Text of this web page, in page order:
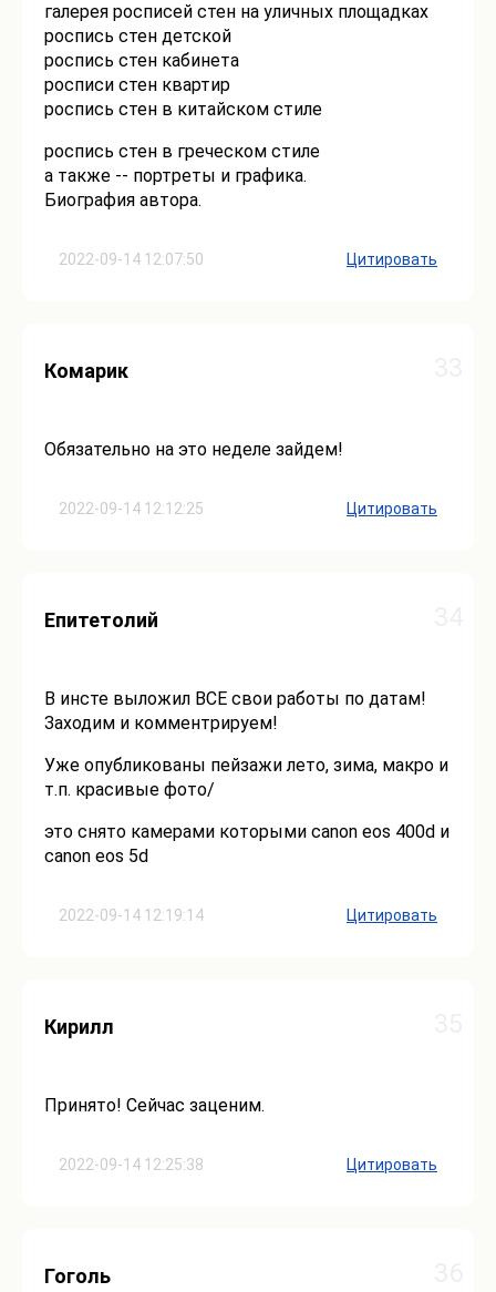
2022-09-14 12:07:50
галерея росписей стен на уличных площадках
роспись стен детской
роспись стен кабинета
росписи стен квартир
роспись стен в китайском стиле
роспись стен в греческом стиле
а также -- портреты и графика.
Биография автора.
Цитировать
2022-09-14 12:12:25
Комарик
Обязательно на это неделе зайдем!
Цитировать
2022-09-14 12:19:14
Епитетолий
В инсте выложил ВСЕ свои работы по датам!
Заходим и комментрируем!
Уже опубликованы пейзажи лето, зима, макро и
т.п. красивые фото/
это снято камерами которыми canon eos 400d и
canon eos 5d
Цитировать
2022-09-14 12:25:38
Кирилл
Принято! Сейчас заценим.
Цитировать
Гоголь